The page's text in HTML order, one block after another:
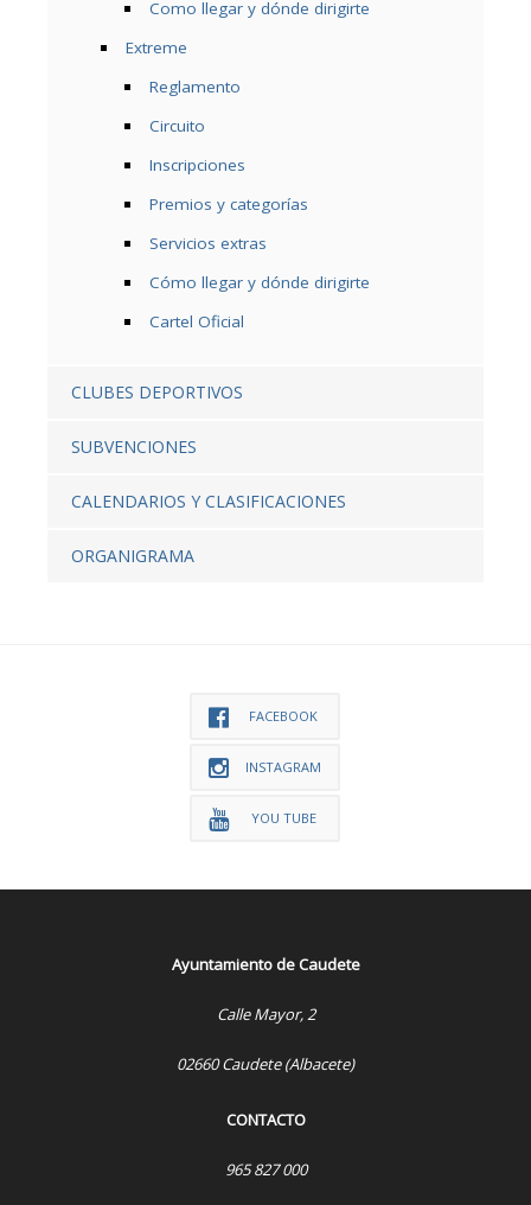
Como llegar y dónde dirigirte
Extreme
Reglamento
Circuito
Inscripciones
Premios y categorías
Servicios extras
Cómo llegar y dónde dirigirte
Cartel Oficial
CLUBES DEPORTIVOS
SUBVENCIONES
CALENDARIOS Y CLASIFICACIONES
ORGANIGRAMA
FACEBOOK
INSTAGRAM
YOU TUBE
Ayuntamiento de Caudete
Calle Mayor, 2
02660 Caudete (Albacete)
CONTACTO
965 827 000